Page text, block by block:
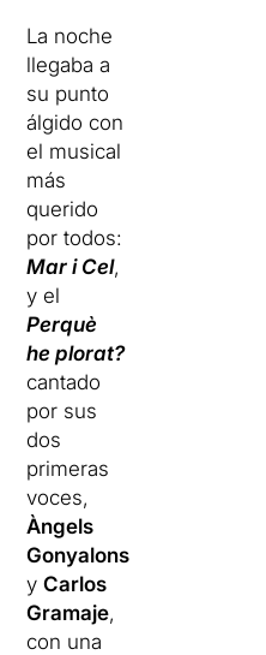
La noche
llegaba a
su punto
álgido con
el musical
más
querido
por todos:
Mar i Cel,
y el
Perquè
he plorat?
cantado
por sus
dos
primeras
voces,
Àngels
Gonyalons
yCarlos
Gramaje,
con una